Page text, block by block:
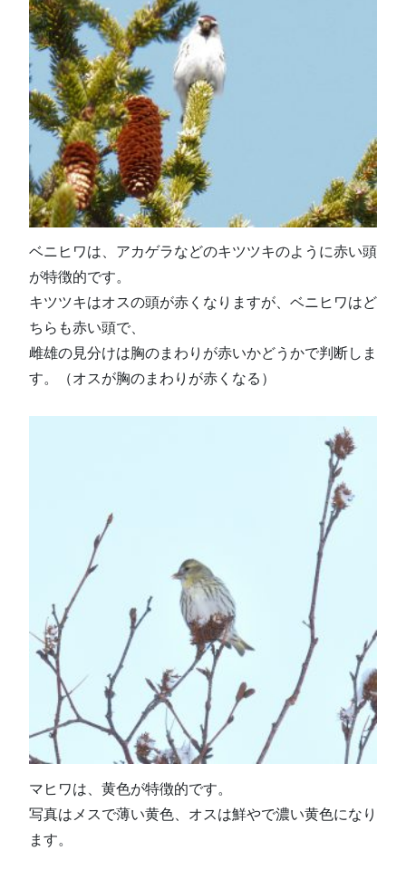
ベニヒワは、アカゲラなどのキツツキのように赤い頭
が特徴的です。
キツツキはオスの頭が赤くなりますが、ベニヒワはど
ちらも赤い頭で、
雌雄の見分けは胸のまわりが赤いかどうかで判断しま
す。（オスが胸のまわりが赤くなる）
マヒワは、黄色が特徴的です。
写真はメスで薄い黄色、オスは鮮やで濃い黄色になり
ます。